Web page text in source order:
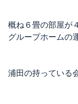
概ね６畳の部屋が
グループホームの
浦田の持っている